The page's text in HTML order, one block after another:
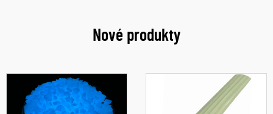
Nové produkty